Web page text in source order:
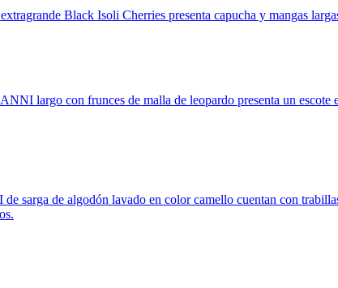
Black Isoli Cherries presenta capucha y mangas
largo con frunces de malla de leopardo presenta un
sarga de algodón lavado en color camello cuentan con